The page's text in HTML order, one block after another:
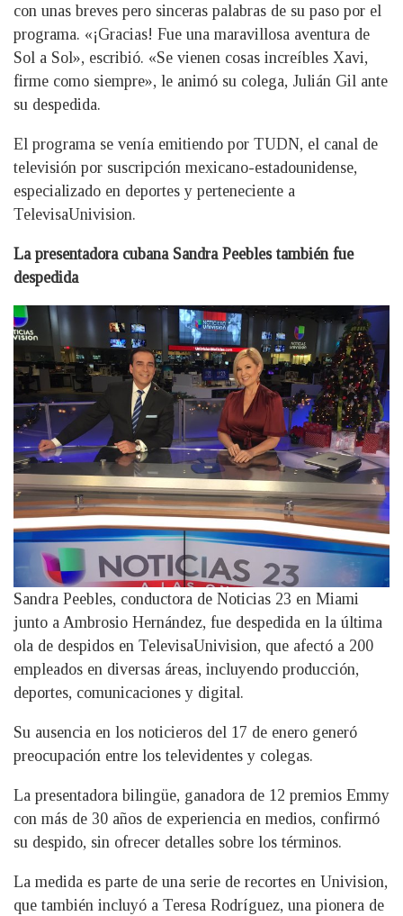
con unas breves pero sinceras palabras de su paso por el
programa. «¡Gracias! Fue una maravillosa aventura de
Sol a Sol», escribió. «Se vienen cosas increíbles Xavi,
firme como siempre», le animó su colega, Julián Gil ante
su despedida.
El programa se venía emitiendo por TUDN, el canal de
televisión por suscripción mexicano-estadounidense,
especializado en deportes y perteneciente a
TelevisaUnivision.
La presentadora cubana Sandra Peebles también fue
despedida
Sandra Peebles, conductora de Noticias 23 en Miami
junto a Ambrosio Hernández, fue despedida en la última
ola de despidos en TelevisaUnivision, que afectó a 200
empleados en diversas áreas, incluyendo producción,
deportes, comunicaciones y digital.
Su ausencia en los noticieros del 17 de enero generó
preocupación entre los televidentes y colegas.
La presentadora bilingüe, ganadora de 12 premios Emmy
con más de 30 años de experiencia en medios, confirmó
su despido, sin ofrecer detalles sobre los términos.
La medida es parte de una serie de recortes en Univision,
que también incluyó a Teresa Rodríguez, una pionera de